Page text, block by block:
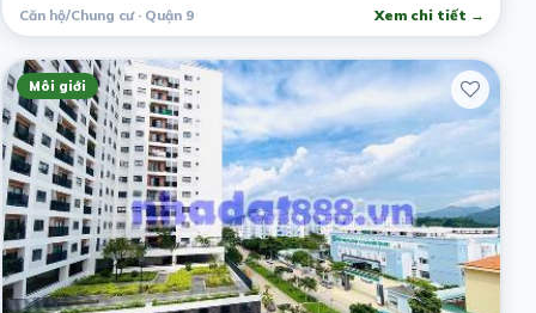
Căn hộ/Chung cư · Quận 9 Xem chi tiết →
Môi giới